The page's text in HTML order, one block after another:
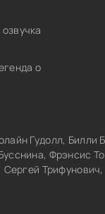
о
Гудолл, Билли
Фрэнсис
Сергей